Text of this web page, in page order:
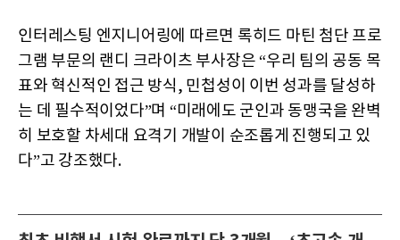
인터레스팅 엔지니어링에 따르면 록히드 마틴 첨단 프로
그램 부문의 랜디 크라이츠 부사장은 “우리 팀의 공동 목
표와 혁신적인 접근 방식, 민첩성이 이번 성과를 달성하
는 데 필수적이었다”며 “미래에도 군인과 동맹국을 완벽
히 보호할 차세대 요격기 개발이 순조롭게 진행되고 있
다”고 강조했다.